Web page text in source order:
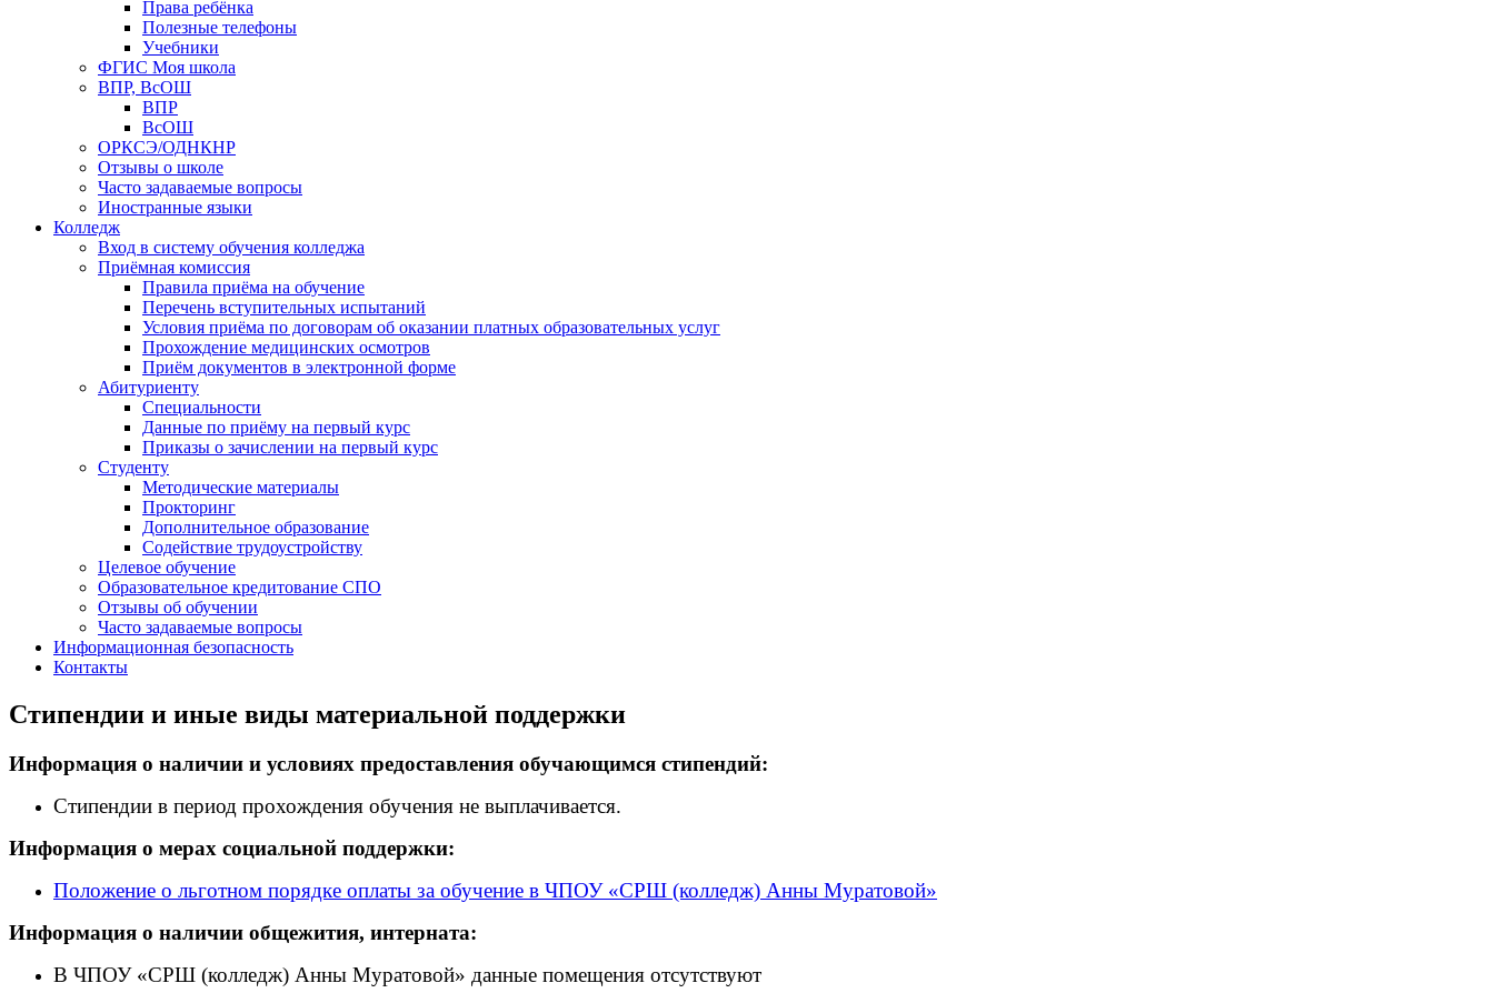
Права ребёнка
Полезные телефоны
Учебники
ФГИС Моя школа
ВПР, ВсОШ
ВПР
ВсОШ
ОРКСЭ/ОДНКНР
Отзывы о школе
Часто задаваемые вопросы
Иностранные языки
Колледж
Вход в систему обучения колледжа
Приёмная комиссия
Правила приёма на обучение
Перечень вступительных испытаний
Условия приёма по договорам об оказании платных образовательных услуг
Прохождение медицинских осмотров
Приём документов в электронной форме
Абитуриенту
Специальности
Данные по приёму на первый курс
Приказы о зачислении на первый курс
Студенту
Методические материалы
Прокторинг
Дополнительное образование
Содействие трудоустройству
Целевое обучение
Образовательное кредитование СПО
Отзывы об обучении
Часто задаваемые вопросы
Информационная безопасность
Контакты
Стипендии и иные виды материальной поддержки
Информация о наличии и условиях предоставления обучающимся стипендий:
Стипендии в период прохождения обучения не выплачивается.
Информация о мерах социальной поддержки:
Положение о льготном порядке оплаты за обучение в ЧПОУ «СРШ (колледж) Анны Муратовой»
Информация о наличии общежития, интерната:
В ЧПОУ «СРШ (колледж) Анны Муратовой» данные помещения отсутствуют